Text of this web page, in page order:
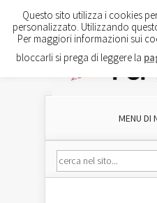
MENU DI
Questo sito utilizza i cookies
personalizzato. Utilizzando
Per maggiori informazioni sui
bloccarli si prega di leggere la